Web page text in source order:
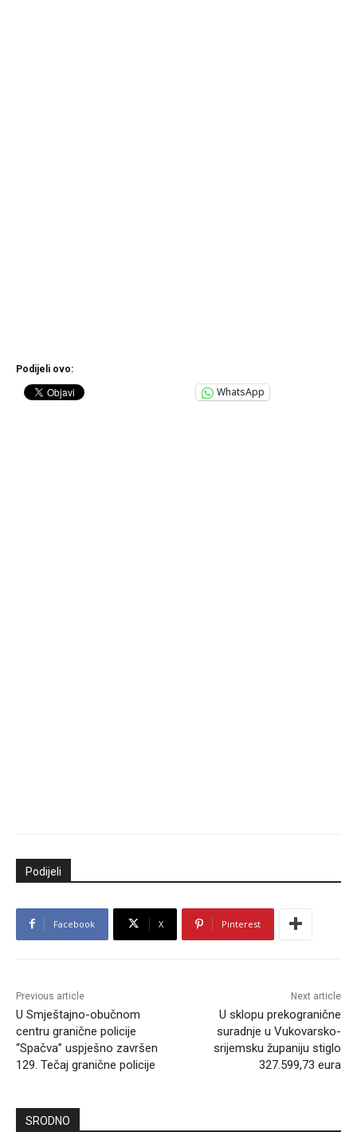
Podijeli ovo:
WhatsApp
Podijeli
Facebook X Pinterest
Previous article
U Smještajno-obučnom
centru granične policije
“Spačva” uspješno završen
129. Tečaj granične policije
Next article
U sklopu prekogranične
suradnje u Vukovarsko-
srijemsku županiju stiglo
327.599,73 eura
SRODNO